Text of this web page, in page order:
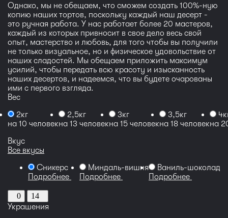
Однако, мы не обещаем, что сможем создать 100%-ную
копию наших тортов, поскольку каждый наш десерт -
это ручная работа. У нас работает более 20 мастеров,
каждый из которых привносит в свое дело весь свой
опыт, мастерство и любовь, для того чтобы вы получили
не только визуальное, но и физическое удовольствие от
наших сладостей. Мы обещаем приложить максимум
усилий, чтобы передать всю красоту и изысканность
наших десертов, и надеемся, что вы будете очарованы
ими с первого взгляда.
Вес
2кг
на 10 человек
2,5кг
на 13 человек
3кг
на 15 человек
3,5кг
на 18 человекна
Вкус
Все вкусы
Сникерс
Подробнее
Миндаль-вишня
Подробнее
Ваниль-
Подробнее
0 14
Украшения